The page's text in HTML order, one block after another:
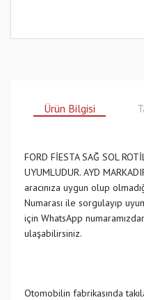
Ürün Bilgisi
FORD FİESTA SAĞ SOL
UYUMLUDUR. AYD
aracınıza uygun olup
Numarası ile sorgulayıp
için WhatsApp
ulaşabilirsiniz.
Otomobilin fabrikasında